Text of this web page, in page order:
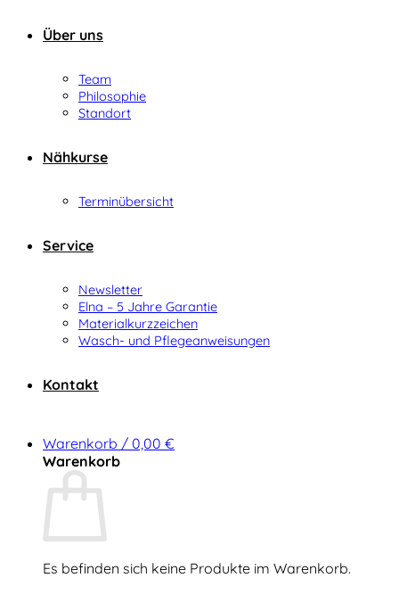
Über uns
Team
Philosophie
Standort
Nähkurse
Terminübersicht
Service
Newsletter
Elna – 5 Jahre Garantie
Materialkurzzeichen
Wasch- und Pflegeanweisungen
Kontakt
Warenkorb / 0,00 €
Warenkorb
Es befinden sich keine Produkte im Warenkorb.